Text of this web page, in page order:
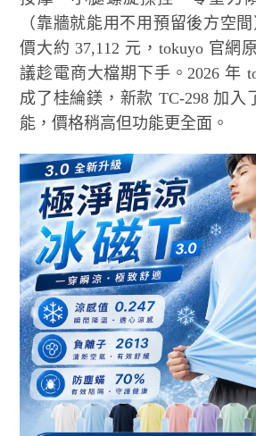
（靠牆就能用不用預留後方空間
價大約 37,112 元，tokuyo 官網
議趁電商大檔期下手。2026 年
成了桂綸鎂，新款 TC-298 加入
能，價格稍高但功能更全面。